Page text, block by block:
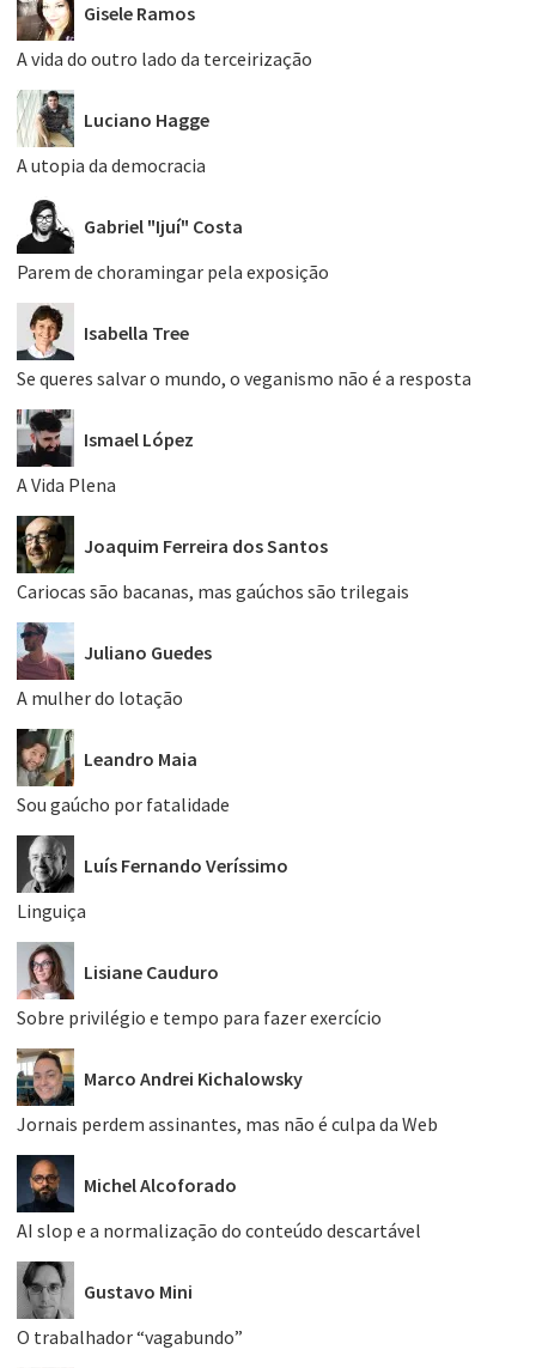
Gisele Ramos
A vida do outro lado da terceirização
Luciano Hagge
A utopia da democracia
Gabriel "Ijuí" Costa
Parem de choramingar pela exposição
Isabella Tree
Se queres salvar o mundo, o veganismo não é a resposta
Ismael López
A Vida Plena
Joaquim Ferreira dos Santos
Cariocas são bacanas, mas gaúchos são trilegais
Juliano Guedes
A mulher do lotação
Leandro Maia
Sou gaúcho por fatalidade
Luís Fernando Veríssimo
Linguiça
Lisiane Cauduro
Sobre privilégio e tempo para fazer exercício
Marco Andrei Kichalowsky
Jornais perdem assinantes, mas não é culpa da Web
Michel Alcoforado
AI slop e a normalização do conteúdo descartável
Gustavo Mini
O trabalhador “vagabundo”